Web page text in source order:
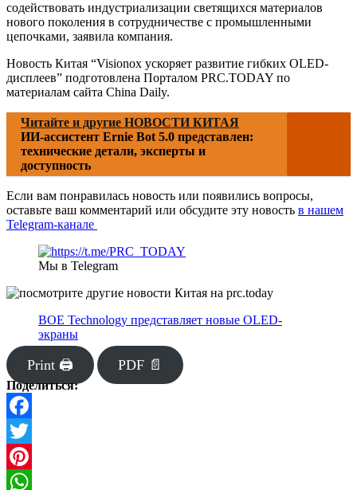
содействовать индустриализации светящихся материалов
нового поколения в сотрудничестве с промышленными
цепочками, заявила компания.
Новость Китая “Visionox ускоряет развитие гибких OLED-
дисплеев” подготовлена Порталом PRC.TODAY по
материалам сайта China Daily.
Читайте и другие НОВОСТИ КИТАЯ
ИИ-ассистент Ernie Bot 5.0 представлен:
технические детали, эксперты и
доступность
Если вам понравилась новость или появились вопросы,
оставьте ваш комментарий или обсудите эту новость в нашем
Telegram-канале
Мы в Telegram
BOE Technology представляет новые OLED-
экраны
Print 🖨 PDF 📄
Поделиться:
Facebook
Twitter
Pinterest